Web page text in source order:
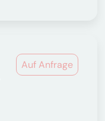
Auf Anfrage